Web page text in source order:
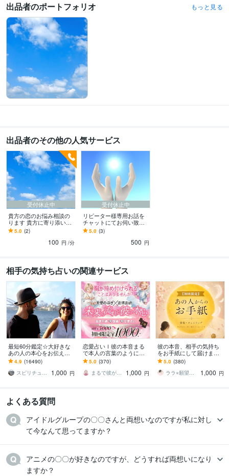
出品者のポートフォリオ もっと見る
出品者のその他の人気サービス
受付休止中
貴方の恋のお悩み相談の
ります 貴方に寄り添いな
がら鑑定をし貴方を幸せ
に導けるよう心がけます
5.0 (2)
100 円 /分
受付休止中
リピーター様専用お話を
チャットにてお伺い致し
ます 状況の変化や進展が
あったなどその後のお話
をお伺い致しますよ
5.0 (3)
500 円
相手の気持ち占いの関連サービス
最短60分鑑定☆大好きな
あの人の本心をお伝えし
ます 【詳細不要】好きな
人の本音と将来への思
い。私をどう思ってる？
4.9 (16490)
スピリチュアルカウンセラー沙耶美
1,000 円
恋愛占いｌ彼の本音まる
で本人の言葉のように伝
えます 8月限定無料プレゼ
ントあり✨ボロ泣きする人
続出中♡霊感霊視
5.0 (370)
まるで彼が話してるかのようにお届けl運子
1,000 円
彼の本音、相手の気持ち
をお手紙にして届けます
◎人気｜涙が出た、感動
したとのお声も多数届い
ています
5.0 (380)
ララ⭐︎願望実現サポート
1,000 円
よくある質問
アイドルグループの〇〇さんと両想いなのですが私に対し
て今なんて思ってますか？
アニメの〇〇が好きなのですが、どうすれば両想いになり
ますか？